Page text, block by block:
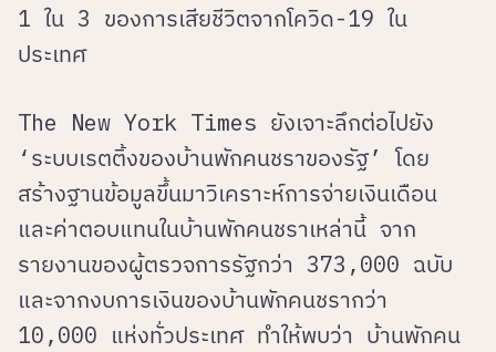
1 ใน 3 ของการเสียชีวิตจากโควิด-19 ใน
ประเทศ
The New York Times ยังเจาะลึกต่อไปยัง
‘ระบบเรตติ้งของบ้านพักคนชราของรัฐ’ โดย
สร้างฐานข้อมูลขึ้นมาวิเคราะห์การจ่ายเงินเดือน
และค่าตอบแทนในบ้านพักคนชราเหล่านี้ จาก
รายงานของผู้ตรวจการรัฐกว่า 373,000 ฉบับ
และจากงบการเงินของบ้านพักคนชรากว่า
10,000 แห่งทั่วประเทศ ทำให้พบว่า บ้านพักคน